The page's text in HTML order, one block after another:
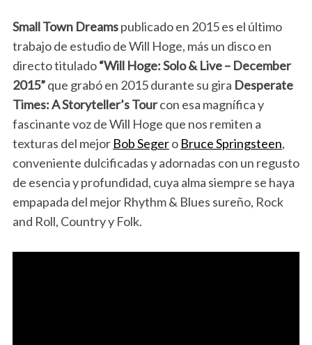
Small Town Dreamspublicado en 2015 es el último
trabajo de estudio de Will Hoge, más un disco en
directo titulado“Will Hoge: Solo & Live – December
2015”que grabó en 2015 durante su gira Desperate
Times: A Storyteller’s Tourcon esa magnífica y
fascinante voz de Will Hoge que nos remiten a
texturas del mejor Bob Segero Bruce Springsteen,
conveniente dulcificadas y adornadas con un regusto
de esencia y profundidad, cuya alma siempre se haya
empapada del mejor Rhythm & Blues sureño, Rock
and Roll, Country y Folk.